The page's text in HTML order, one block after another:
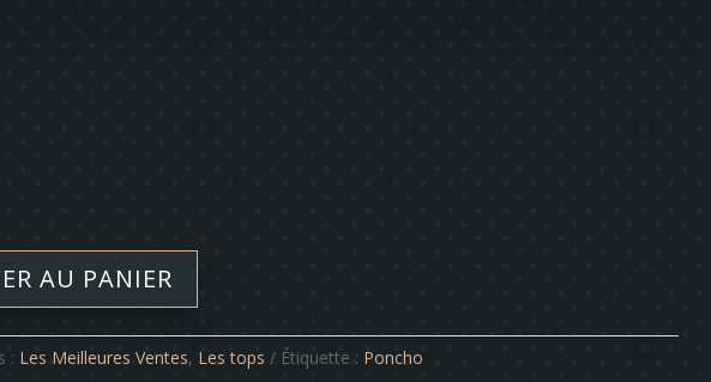
AU PANIER
: Les Meilleures Ventes, Les tops Étiquette : Poncho